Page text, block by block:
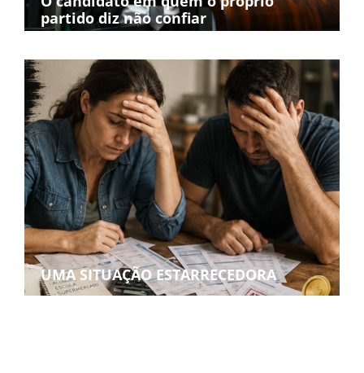
partido diz não confiar
UMA SITUAÇÃO ESTARRECEDORA